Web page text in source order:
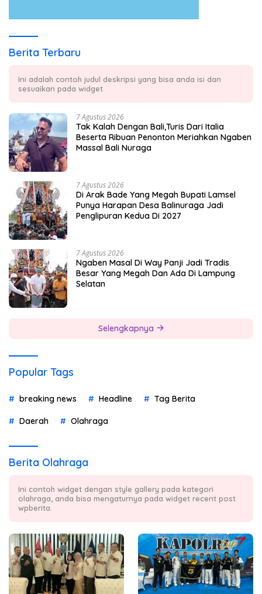
Berita Terbaru
Ini adalah contoh judul deskripsi yang bisa anda isi dan
sesuaikan pada widget
7 Agustus 2026
Tak Kalah Dengan Bali,Turis Dari Italia
Beserta Ribuan Penonton Meriahkan Ngaben
Massal Bali Nuraga
7 Agustus 2026
Di Arak Bade Yang Megah Bupati Lamsel
Punya Harapan Desa Balinuraga Jadi
Penglipuran Kedua Di 2027
7 Agustus 2026
Ngaben Masal Di Way Panji Jadi Tradis
Besar Yang Megah Dan Ada Di Lampung
Selatan
Selengkapnya
Popular Tags
breaking news Headline Tag Berita
Daerah Olahraga
Berita Olahraga
Ini contoh widget dengan style gallery pada kategori
olahraga, anda bisa mengaturnya pada widget recent post
wpberita.